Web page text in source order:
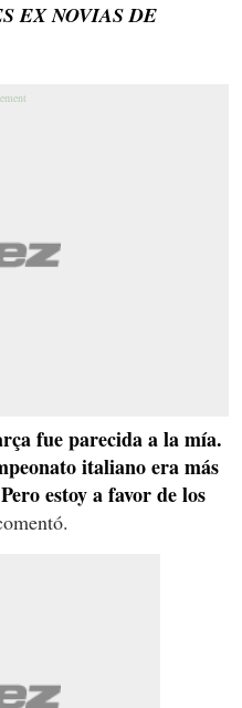
EX NOVIAS DE
fue parecida a la mía.
italiano era más
estoy a favor de los